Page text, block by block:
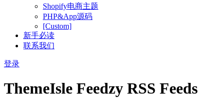
Shopify电商主题
PHP&App源码
[Custom]
新手必读
联系我们
登录
ThemeIsle Feedzy RSS Feeds